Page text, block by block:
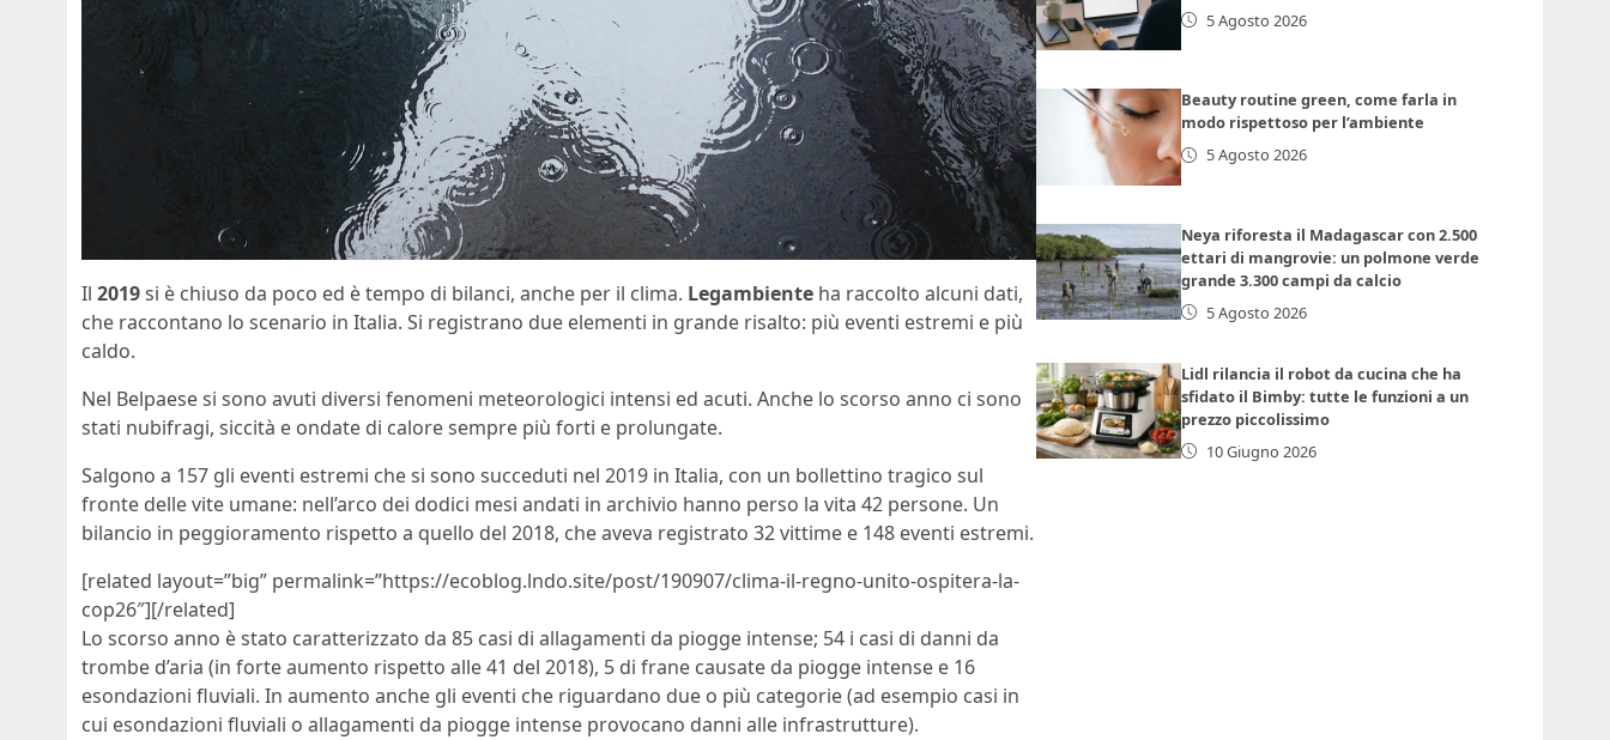
Il 2019si è chiuso da poco ed è tempo di bilanci, anche per il clima. Legambiente ha raccolto alcuni dati,
che raccontano lo scenario in Italia. Si registrano due elementi in grande risalto: più eventi estremi e più
caldo.
Nel Belpaese si sono avuti diversi fenomeni meteorologici intensi ed acuti. Anche lo scorso anno ci sono
stati nubifragi, siccità e ondate di calore sempre più forti e prolungate.
Salgono a 157 gli eventi estremi che si sono succeduti nel 2019 in Italia, con un bollettino tragico sul
fronte delle vite umane: nell’arco dei dodici mesi andati in archivio hanno perso la vita 42 persone. Un
bilancio in peggioramento rispetto a quello del 2018, che aveva registrato 32 vittime e 148 eventi estremi.
[related layout=”big” permalink=”https://ecoblog.lndo.site/post/190907/clima-il-regno-unito-ospitera-la-
cop26″][/related]
Lo scorso anno è stato caratterizzato da 85 casi di allagamenti da piogge intense; 54 i casi di danni da
trombe d’aria (in forte aumento rispetto alle 41 del 2018), 5 di frane causate da piogge intense e 16
esondazioni fluviali. In aumento anche gli eventi che riguardano due o più categorie (ad esempio casi in
cui esondazioni fluviali o allagamenti da piogge intense provocano danni alle infrastrutture).
5 Agosto 2026
Beauty routine green, come farla in
modo rispettoso per l’ambiente
5 Agosto 2026
Neya riforesta il Madagascar con 2.500
ettari di mangrovie: un polmone verde
grande 3.300 campi da calcio
5 Agosto 2026
Lidl rilancia il robot da cucina che ha
sfidato il Bimby: tutte le funzioni a un
prezzo piccolissimo
10 Giugno 2026